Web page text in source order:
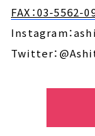
FAX：03-5562-
Instagram：
Twitter：